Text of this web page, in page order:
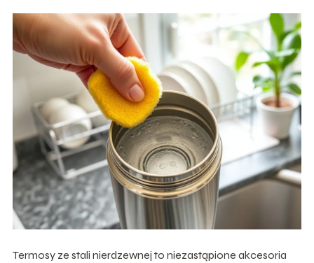
Termosy ze stali nierdzewnej to niezastąpione akcesoria